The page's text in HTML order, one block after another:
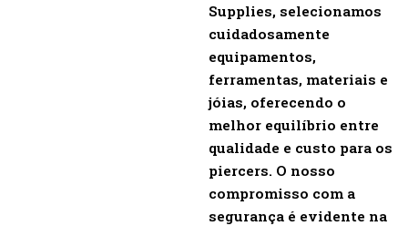
Supplies, selecionamos
cuidadosamente
equipamentos,
ferramentas, materiais e
jóias, oferecendo o
melhor equilíbrio entre
qualidade e custo para os
piercers. O nosso
compromisso com a
segurança é evidente na